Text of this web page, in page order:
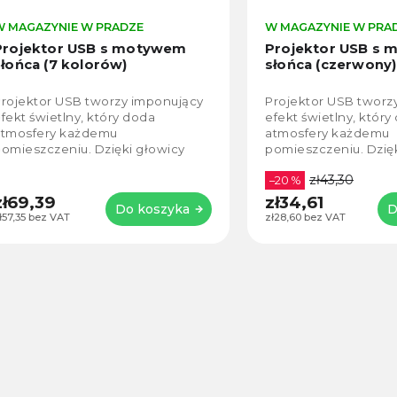
USB s motywem
(7 kolorów)
MAGAZYNIE W PRADZE
bez VAT Do koszyka
USB tworzy imponujący
świetlny, który doda
każdemu
Dzięki głowicy
Projektor USB s
słońca (czerwony)
W MAGAZYNIE W
zł28,60 bez VAT
–20 % zł43,30
zł34,61
Projektor USB
efekt świetlny, który
atmosfery każdemu
pomieszczeniu.
można łatwo
potrzeb....